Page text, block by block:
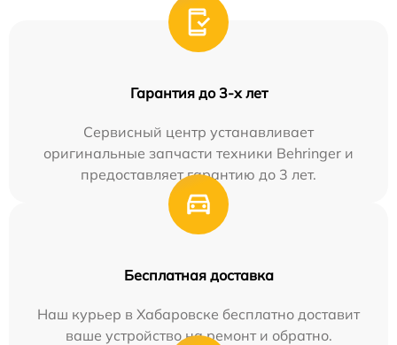
Гарантия до 3-х лет
Сервисный центр устанавливает
оригинальные запчасти техники Behringer и
предоставляет гарантию до 3 лет.
Бесплатная доставка
Наш курьер в Хабаровске бесплатно доставит
ваше устройство на ремонт и обратно.